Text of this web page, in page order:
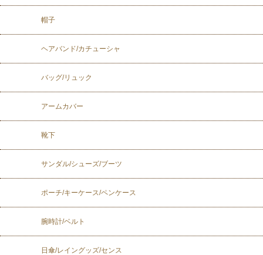
帽子
ヘアバンド/カチューシャ
バッグ/リュック
アームカバー
靴下
サンダル/シューズ/ブーツ
ポーチ/キーケース/ペンケース
腕時計/ベルト
日傘/レイングッズ/センス